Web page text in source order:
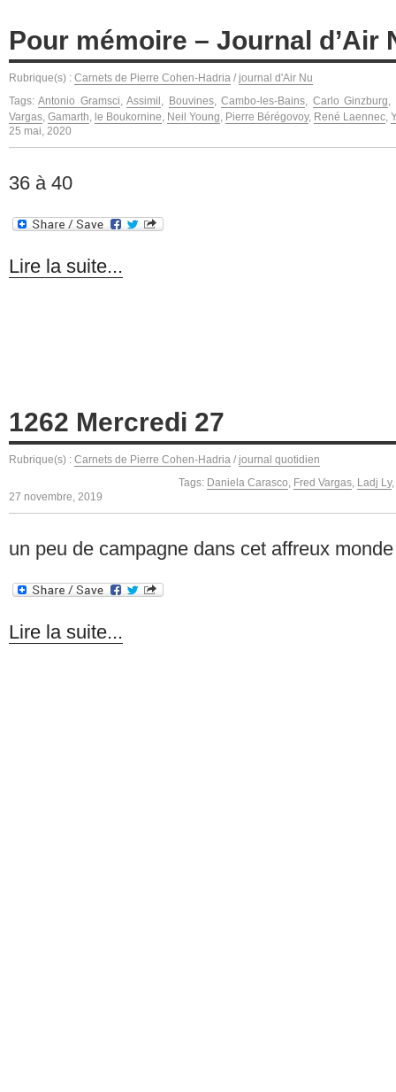
Pour mémoire – Journal d’Air
Rubrique(s) : Carnets de Pierre Cohen-Hadria / journal d'Air Nu
Tags:Antonio Gramsci,Assimil , Bouvines,Cambo-les-Bains, Carlo Ginzburg,
Vargas, Gamarth, le Boukornine, Neil Young, Pierre Bérégovoy, René Laennec,
25 mai, 2020
36 à 40
Lire la suite...
1262 Mercredi 27
Rubrique(s) : Carnets de Pierre Cohen-Hadria / journal quotidien
Tags: Daniela Carasco, Fred Vargas, Ladj Ly,
27 novembre, 2019
un peu de campagne dans cet affreux
Lire la suite...